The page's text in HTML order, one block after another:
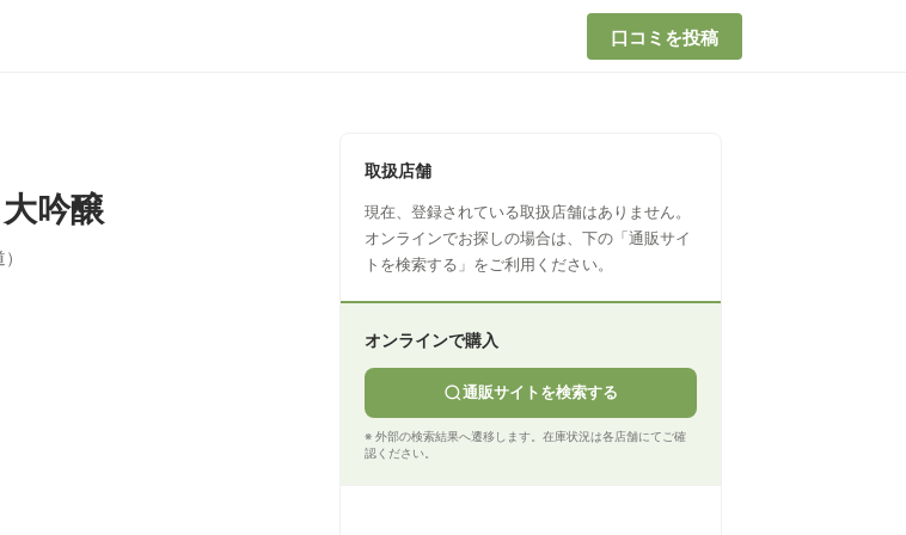
口コミを投稿
吟醸
取扱店舗
現在、登録されている取扱店舗はありません。
オンラインでお探しの場合は、下の「通販サイ
トを検索する」をご利用ください。
オンラインで購入
通販サイトを検索する
※ 外部の検索結果へ遷移します。在庫状況は各店舗にてご確
認ください。